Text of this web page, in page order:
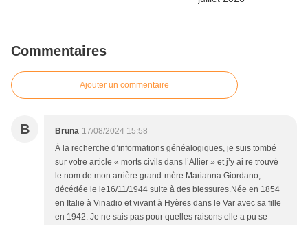
Commentaires
Ajouter un commentaire
B Bruna 17/08/2024 15:58
À la recherche d’informations généalogiques, je suis tombé
sur votre article « morts civils dans l’Allier » et j’y ai re trouvé
le nom de mon arrière grand-mère Marianna Giordano,
décédée le le16/11/1944 suite à des blessures.Née en 1854
en Italie à Vinadio et vivant à Hyères dans le Var avec sa fille
en 1942. Je ne sais pas pour quelles raisons elle a pu se